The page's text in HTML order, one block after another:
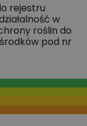
rejestru
w
roślin do
pod nr